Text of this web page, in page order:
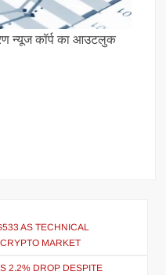
न्यूज कॉर्प का आउटलुक
AS TECHNICAL
MARKET
2.2% DROP DESPITE